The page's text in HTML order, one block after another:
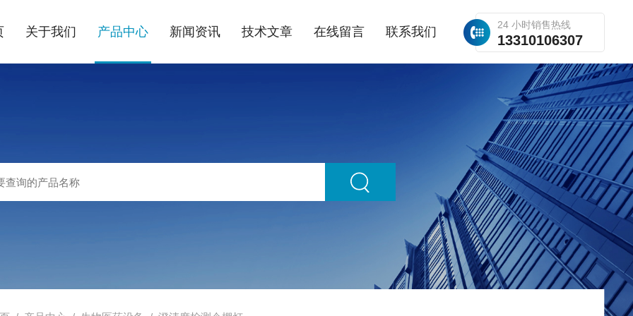
24 小时销售热线
13310106307
关于我们 产品中心 新闻资讯 技术文章 在线留言 联系我们